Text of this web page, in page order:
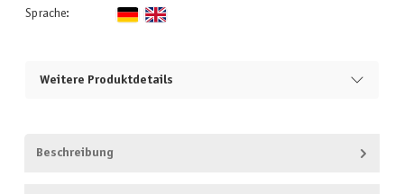
Sprache:
Weitere Produktdetails
Beschreibung